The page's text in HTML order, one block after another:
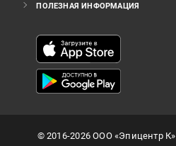
ПОЛЕЗНАЯ ИНФОРМАЦИЯ
©2016-2026ООО «Эпицентр К»